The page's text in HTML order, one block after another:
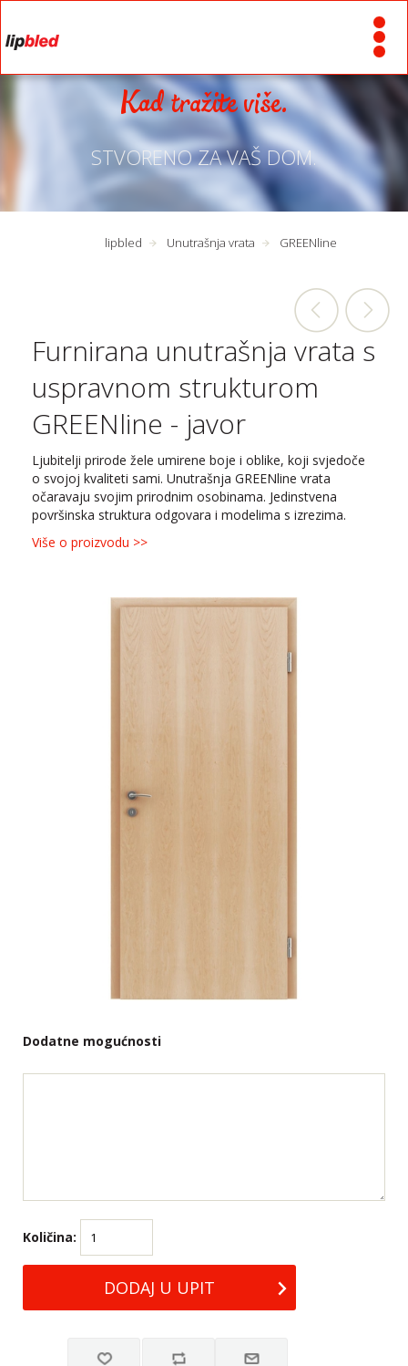
Kad tražite više.
STVORENO ZA VAŠ DOM.
lipbled Unutrašnja vrata GREENline
Furnirana unutrašnja vrata s
uspravnom strukturom
GREENline - javor
Ljubitelji prirode žele umirene boje i oblike, koji svjedoče
o svojoj kvaliteti sami. Unutrašnja GREENline vrata
očaravaju svojim prirodnim osobinama. Jedinstvena
površinska struktura odgovara i modelima s izrezima.
Više o proizvodu >>
Dodatne mogućnosti
Količina: